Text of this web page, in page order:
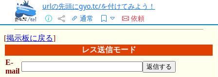
urlの先頭にgyo.tc/を付けてみよう！
通常
依頼